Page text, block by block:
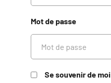
Mot de passe
Se souvenir de moi